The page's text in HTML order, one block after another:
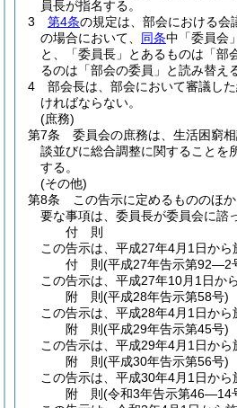
員長が指名する。
3
第4条の規定は、部会における会
の場合において、 同条中「委員会
と、「委員長」とあるものは「部
るのは「部会の委員」と読み替え
4
部会長は、部会において審議し
ければならない。
(庶務)
第7条
委員会の庶務は、生活困窮
談並びに総合調整に関することを
する。
(その他)
第8条
この告示に定めるもののほ
要な事項は、委員長が委員会に諮
付 則
この告示は、平成27年4月1日から
付 則(平成27年告示第92―2
この告示は、平成27年10月1日か
附 則(平成28年告示第58号)
この告示は、平成28年4月1日から
附 則(平成29年告示第45号)
この告示は、平成29年4月1日から
附 則(平成30年告示第56号)
この告示は、平成30年4月1日から
附 則(令和3年告示第46―14